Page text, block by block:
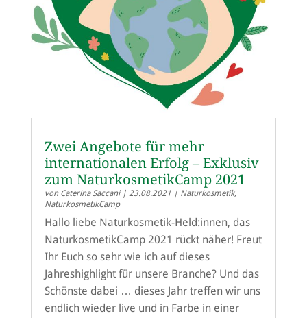
Zwei Angebote für mehr
internationalen Erfolg – Exklusiv
zum NaturkosmetikCamp 2021
von Caterina Saccani| 23.08.2021 | Naturkosmetik,
NaturkosmetikCamp
Hallo liebe Naturkosmetik-Held:innen, das
NaturkosmetikCamp 2021 rückt näher! Freut
Ihr Euch so sehr wie ich auf dieses
Jahreshighlight für unsere Branche? Und das
Schönste dabei … dieses Jahr treffen wir uns
endlich wieder live und in Farbe in einer